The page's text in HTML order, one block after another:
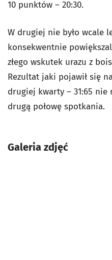
10 punktów – 20:30.
W drugiej nie było wcale
konsekwentnie
złego wskutek urazu z
Rezultat jaki pojawił się
drugiej kwarty – 31:65 nie
drugą połowę spotkania.
Galeria zdjęć